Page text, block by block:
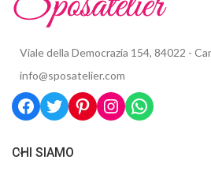
Viale della Democrazia 154, 84022 -
info@sposatelier.com
CHI SIAMO